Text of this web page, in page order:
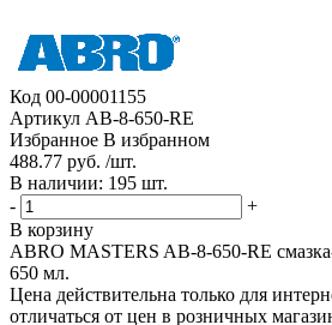
Код 00-00001155
Артикул AB-8-650-RE
Избранное В избранном
488.77 руб. /шт.
В наличии: 195 шт.
-
+
В корзину
ABRO MASTERS AB-8-650-RE
650 мл.
Цена действительна только для
отличаться от цен в розничных